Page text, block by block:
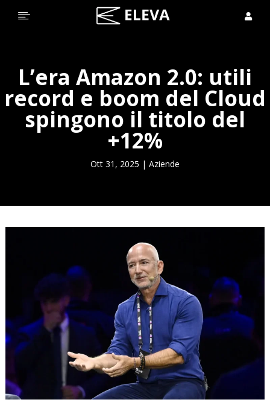
 
L’era Amazon 2.0: utili
record e boom del Cloud
spingono il titolo del
+12%
Ott 31, 2025 | Aziende